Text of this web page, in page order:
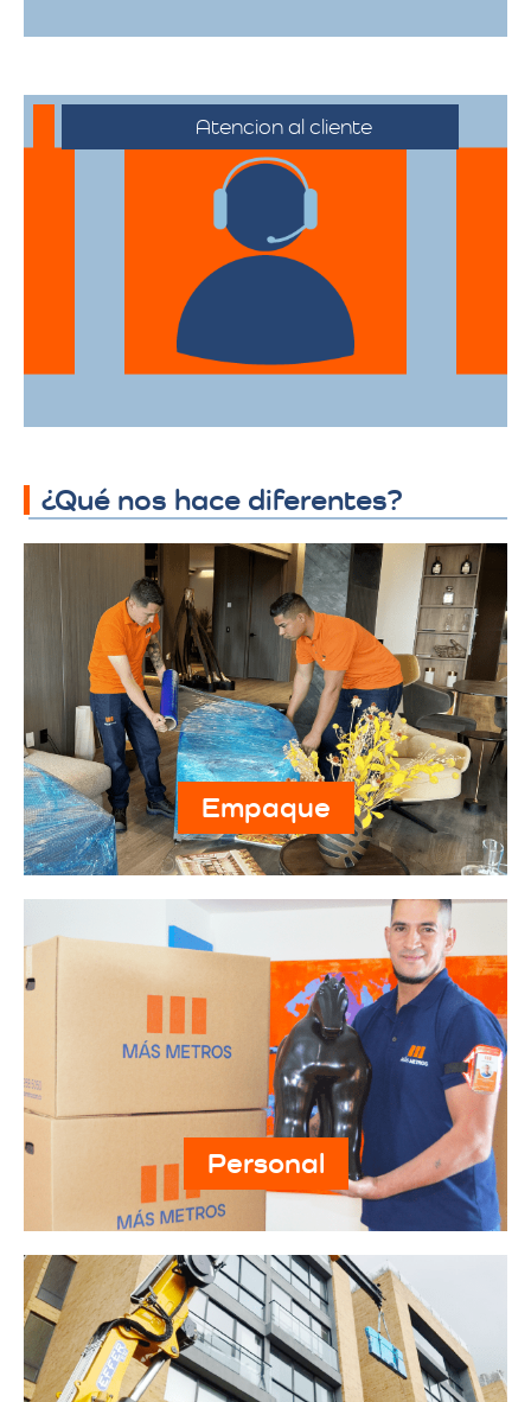
Atencion al cliente
Desde el primer contacto hasta la
finalización de la mudanza, se ofrece un
servicio al cliente excepcional,
adaptándose a sus horarios y
necesidades específicas.
¿Qué nos hace diferentes?
Empaque
Personal